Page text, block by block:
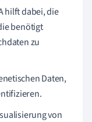
hilft dabei, die
benötigt
zu
Daten,
von